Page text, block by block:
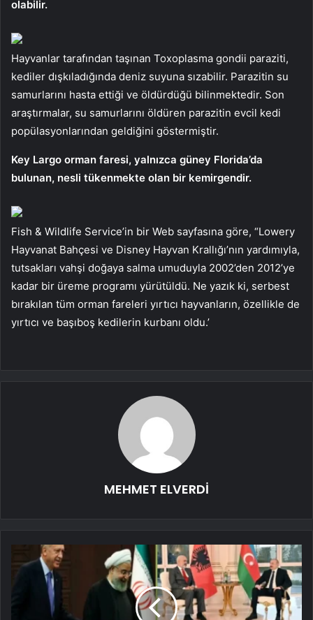
olabilir.
Hayvanlar tarafından taşınan Toxoplasma gondii paraziti,
kediler dışkıladığında deniz suyuna sızabilir. Parazitin su
samurlarını hasta ettiği ve öldürdüğü bilinmektedir. Son
araştırmalar, su samurlarını öldüren parazitin evcil kedi
popülasyonlarından geldiğini göstermiştir.
Key Largo orman faresi, yalnızca güney Florida’da
bulunan, nesli tükenmekte olan bir kemirgendir.
Fish & Wildlife Service’in bir Web sayfasına göre, “Lowery
Hayvanat Bahçesi ve Disney Hayvan Krallığı’nın yardımıyla,
tutsakları vahşi doğaya salma umuduyla 2002’den 2012’ye
kadar bir üreme programı yürütüldü. Ne yazık ki, serbest
bırakılan tüm orman fareleri yırtıcı hayvanların, özellikle de
yırtıcı ve başıboş kedilerin kurbanı oldu.’
MEHMET ELVERDİ